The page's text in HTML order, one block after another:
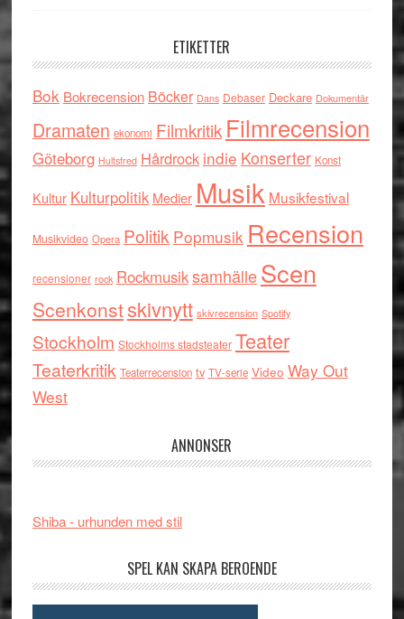
ETIKETTER
Bok Bokrecension Böcker Dans Debaser Deckare Dokumentär
Dramaten ekonomi Filmkritik Filmrecension
Göteborg Hultsfred Hårdrock indie Konserter Konst
Kultur Kulturpolitik Medier Musik Musikfestival
Musikvideo Opera Politik Popmusik Recension
recensioner rock RockmusiksamhälleScen
Scenkonstskivnytt skivrecension Spotify
Stockholm Stockholms stadsteater Teater
Teaterkritik Teaterrecension tv TV-serie Video Way Out
West
ANNONSER
Shiba - urhunden med stil
SPEL KAN SKAPA BEROENDE